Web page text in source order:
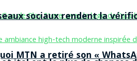
MTN a retiré son «
sociaux rendent la